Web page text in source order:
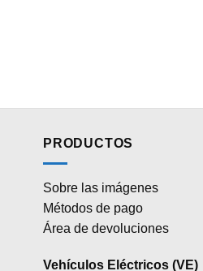
PRODUCTOS
Sobre las imágenes
Métodos de pago
Área de devoluciones
Vehículos Eléctricos (VE)